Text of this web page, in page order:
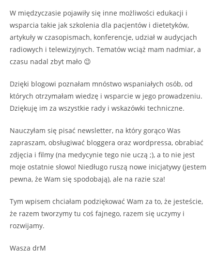
W międzyczasie pojawiły się inne możliwości edukacji i
wsparcia takie jak szkolenia dla pacjentów i dietetyków,
artykuły w czasopismach, konferencje, udział w audycjach
radiowych i telewizyjnych. Tematów wciąż mam nadmiar, a
czasu nadal zbyt mało 😉
Dzięki blogowi poznałam mnóstwo wspaniałych osób, od
których otrzymałam wiedzę i wsparcie w jego prowadzeniu.
Dziękuję im za wszystkie rady i wskazówki techniczne.
Nauczyłam się pisać newsletter, na który gorąco Was
zapraszam, obsługiwać bloggera oraz wordpressa, obrabiać
zdjęcia i filmy (na medycynie tego nie uczą ;), a to nie jest
moje ostatnie słowo! Niedługo ruszą nowe inicjatywy (jestem
pewna, że Wam się spodobają), ale na razie sza!
Tym wpisem chciałam podziękować Wam za to, że jesteście,
że razem tworzymy tu coś fajnego, razem się uczymy i
rozwijamy.
Wasza drM